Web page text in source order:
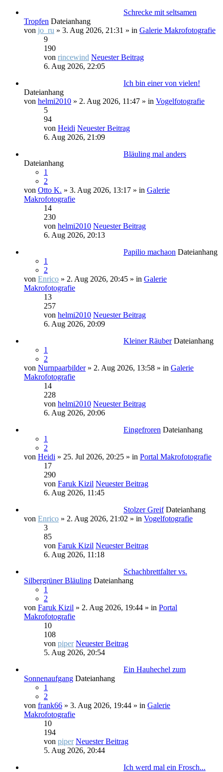
Schrecke mit seltsamen
Tropfen Dateianhang
von jo_ru » 3. Aug 2026, 21:31 » in Galerie Makrofotografie
9
190
von rincewind Neuester Beitrag
6. Aug 2026, 22:05
Ich bin einer von vielen!
Dateianhang
von helmi2010 » 2. Aug 2026, 11:47 » in Vogelfotografie
5
94
von Heidi Neuester Beitrag
6. Aug 2026, 21:09
Bläuling mal anders
Dateianhang
1
2
von Otto K. » 3. Aug 2026, 13:17 » in Galerie
Makrofotografie
14
230
von helmi2010 Neuester Beitrag
6. Aug 2026, 20:13
Papilio machaon Dateianhang
1
2
von Enrico » 2. Aug 2026, 20:45 » in Galerie
Makrofotografie
13
257
von helmi2010 Neuester Beitrag
6. Aug 2026, 20:09
Kleiner Räuber Dateianhang
1
2
von Nurnpaarbilder» 2. Aug 2026, 13:58 » in Galerie
Makrofotografie
14
228
von helmi2010 Neuester Beitrag
6. Aug 2026, 20:06
Eingefroren Dateianhang
1
2
von Heidi » 25. Jul 2026, 20:25 » in Portal Makrofotografie
17
290
von Faruk Kizil Neuester Beitrag
6. Aug 2026, 11:45
Stolzer Greif Dateianhang
von Enrico » 2. Aug 2026, 21:02 » in Vogelfotografie
3
85
von Faruk Kizil Neuester Beitrag
6. Aug 2026, 11:18
Schachbrettfalter vs.
Silbergrüner Bläuling Dateianhang
1
2
von Faruk Kizil » 2. Aug 2026, 19:44 » in Portal
Makrofotografie
10
108
von piper Neuester Beitrag
5. Aug 2026, 20:54
Ein Hauhechel zum
Sonnenaufgang Dateianhang
1
2
von frank66 » 3. Aug 2026, 19:44 » in Galerie
Makrofotografie
10
194
von piper Neuester Beitrag
5. Aug 2026, 20:44
Ich werd mal ein Frosch...